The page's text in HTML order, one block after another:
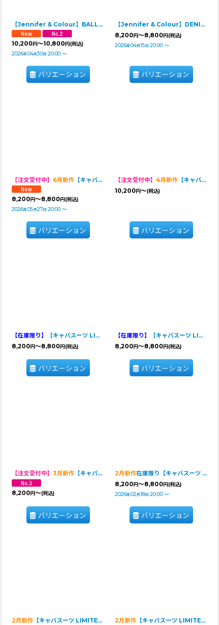
【Jennifer & Colour】BALLOON ROMPERS（バルーンロンパース）PINK STRIPE
10,200円～10,800円(税込)
2026年04月30日 20:00 ～
バリエーション
【Jennifer & Colour】DENIM DRESS（デニムドレス）
8,200円～8,800円(税込)
2026年04月15 日 20:00 ～
バリエーション
【注文受付中】 6月新作 【キャバスーツ ワンピ】SUMMER GIFT
8,200 円～8,800 円 (税込)
2026年05月27日 20:00 ～
バリエーション
【注文受付中】 4月新作 【キャバスーツ FRILL】BITTER SWEET（ビタースイート）
10,200円～(税込)
バリエーション
【在庫限り】
【キャバスーツ LIMITED】MANGA STREET（マンガストリート）
8,200 円～8,800 円 (税込)
バリエーション
【在庫限り】
【キャバスーツ LIMITED】PAW PAW SUMMIT（パウパウサミット）
8,200 円～8,800 円 (税込)
バリエーション
【注文受付中】 3月新作 【キャバスーツ LIMITED】SHINE BLUE（シャインブルー）
8,200円～(税込)
バリエーション
2月新作在庫限り【キャバスーツ LIMITED】Airy SMOCK：ZEBRA・BROWN
8,200 円～8,800 円 (税込)
2026年02月18日 20:00 ～
バリエーション
2月新作 【キャバスーツ LIMITED】Airy SMOCK：ZEBRA・BLACK
2月新作 【キャバスーツ LIMITED】Airy SMOCK：WHITE